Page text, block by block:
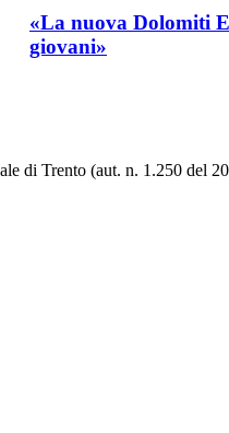
«La nuova Dolomiti
giovani»
di Trento (aut. n. 1.250 del